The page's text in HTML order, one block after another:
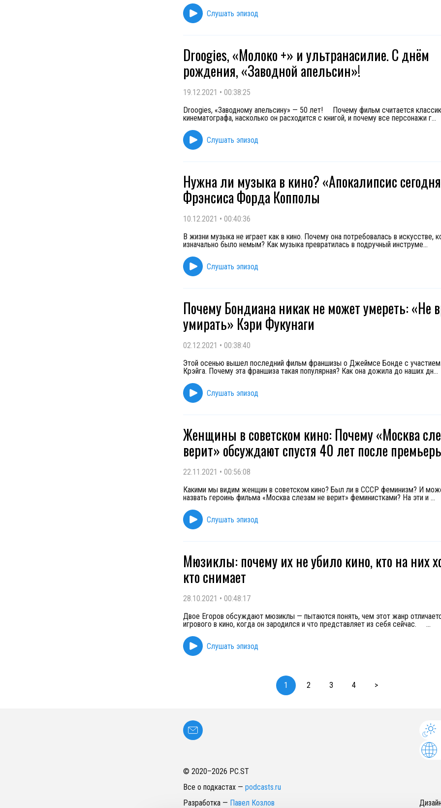
Слушать эпизод
Droogies, «Молоко +» и ультранасилие. С днём
рождения, «Заводной апельсин»!
19.12.2021 • 00:38:25
Droogies, «Заводному апельсину» — 50 лет! ⠀ Почему фильм считается
кинематографа, насколько он расходится с книгой, и почему все персонажи г...
Слушать эпизод
Нужна ли музыка в кино? «Апокалипсис
Фрэнсиса Форда Копполы
10.12.2021 • 00:40:36
В жизни музыка не играет как в кино. Почему она потребовалась в искусстве,
изначально было немым? Как музыка превратилась в подручный инструме...
Слушать эпизод
Почему Бондиана никак не может умереть: «Не
умирать» Кэри Фукунаги
02.12.2021 • 00:38:40
Этой осенью вышел последний фильм франшизы о Джеймсе Бонде с
Крэйга. Почему эта франшиза такая популярная? Как она дожила до наших дн...
Слушать эпизод
Женщины в советском кино: Почему «Москва
верит» обсуждают спустя 40 лет после
22.11.2021 • 00:56:08
Какими мы видим женщин в советском кино? Был ли в СССР феминизм? И
назвать героинь фильма «Москва слезам не верит» феминистками? На эти и ...
Слушать эпизод
Мюзиклы: почему их не убило кино, кто на них
кто снимает
28.10.2021 • 00:48:17
Двое Егоров обсуждают мюзиклы — пытаются понять, чем этот жанр
игрового в кино, когда он зародился и что представляет из себя сейчас. ⠀ ...
Слушать эпизод
1 2 3 4 >
© 2020–2026 PC.ST
Все о подкастах — podcasts.ru
Разработка — Павел Козлов Дизайн